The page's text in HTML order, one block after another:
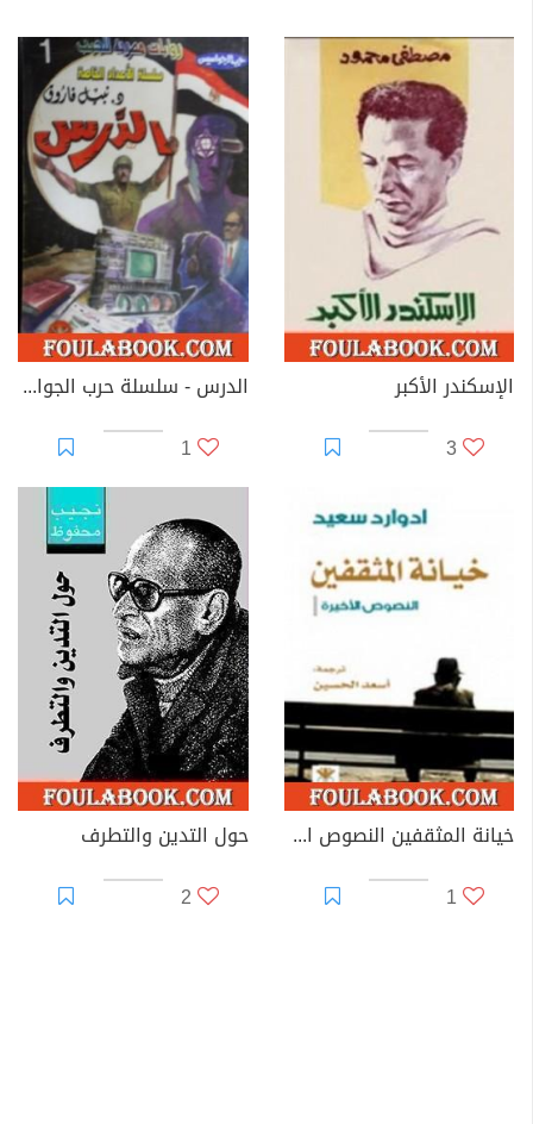
الإسكندر الأكبر
3
الدرس - سلسلة حرب الجواسيس
1
خيانة المثقفين النصوص الأخيرة
1
حول التدين والتطرف
2